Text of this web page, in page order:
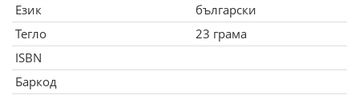
Език
български
Тегло
23 грама
ISBN
Баркод